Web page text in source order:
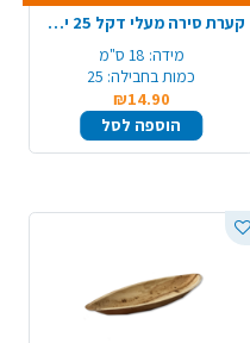
קערת סירה מעלי דקל 25 יח' 180 מ"מ - גדול
מידה: 18 ס"מ
כמות בחבילה: 25
₪14.90
הוספה לסל